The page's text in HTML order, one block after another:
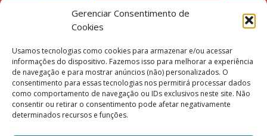
Gerenciar Consentimento de
Cookies
Usamos tecnologias como cookies para armazenar e/ou acessar
informações do dispositivo. Fazemos isso para melhorar a experiência
de navegação e para mostrar anúncios (não) personalizados. O
consentimento para essas tecnologias nos permitirá processar dados
como comportamento de navegação ou IDs exclusivos neste site. Não
consentir ou retirar o consentimento pode afetar negativamente
determinados recursos e funções.